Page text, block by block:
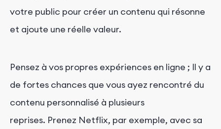
votre public pour créer un contenu qui résonne
et ajoute une réelle valeur.
Pensez à vos propres expériences en ligne ; Il y a
de fortes chances que vous ayez rencontré du
contenu personnalisé à plusieurs
reprises. Prenez Netflix, par exemple, avec sa